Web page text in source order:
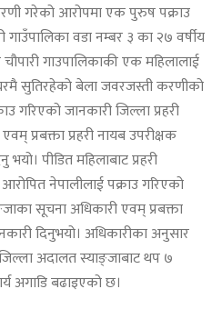
गरेको आरोपमा एक पुरुष पक्राउ
गाउँपालिका वडा नम्बर ३ का २७ वर्षीय
गाउपालिकाकी एक महिलालाई
सुतिरहेको बेला जवरजस्ती करणीको
गरिएको जानकारी जिल्ला प्रहरी
प्रबक्ता प्रहरी नायब उपरीक्षक
भयो। पीडित महिलाबाट प्रहरी
नेपालीलाई पक्राउ गरिएको
सूचना अधिकारी एवम् प्रबक्ता
दिनुभयो। अधिकारीका अनुसार
अदालत स्याङ्जाबाट थप ७
अगाडि बढाइएको छ।